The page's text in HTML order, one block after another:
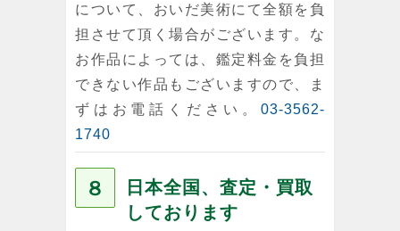
について、おいだ美術にて全額を負
担させて頂く場合がございます。な
お作品によっては、鑑定料金を負担
できない作品もございますので、ま
ずはお電話ください。 03-3562-
1740
８
日本全国、査定・買取
しております